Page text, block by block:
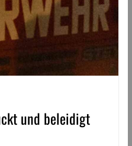
und beleidigt